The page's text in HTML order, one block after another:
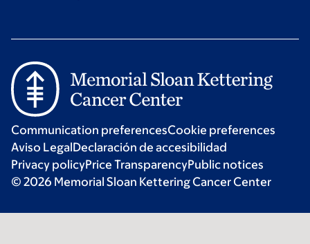
Communication preferencesCookie preferences
Aviso LegalDeclaración de accesibilidad
Privacy policyPrice TransparencyPublic notices
© 2026 Memorial Sloan Kettering Cancer Center